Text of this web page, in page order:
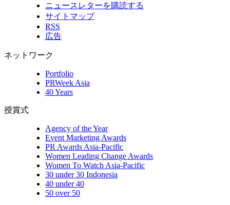
ニュースレターを購読する
サイトマップ
RSS
広告
ネットワーク
Portfolio
PRWeek Asia
40 Years
授賞式
Agency of the Year
Event Marketing Awards
PR Awards Asia-Pacific
Women Leading Change Awards
Women To Watch Asia-Pacific
30 under 30 Indonesia
40 under 40
50 over 50